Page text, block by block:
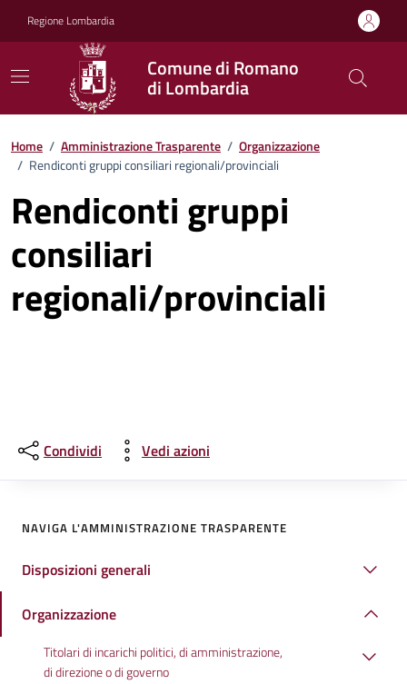
Regione Lombardia
Comune di Romano
di Lombardia
Home / Amministrazione Trasparente / Organizzazione
/ Rendiconti gruppi consiliari regionali/provinciali
Rendiconti gruppi
consiliari
regionali/provinciali
Condividi Vedi azioni
NAVIGA L'AMMINISTRAZIONE TRASPARENTE
Disposizioni generali
Organizzazione
Titolari di incarichi politici, di amministrazione,
di direzione o di governo